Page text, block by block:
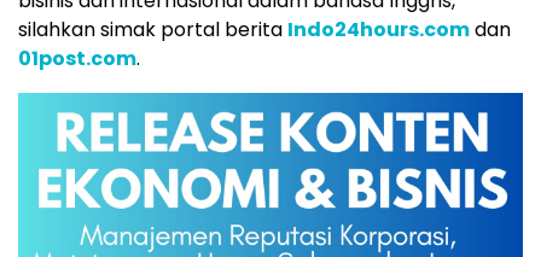
silahkan simak portal berita Indo24hours.comdan
01post.com.